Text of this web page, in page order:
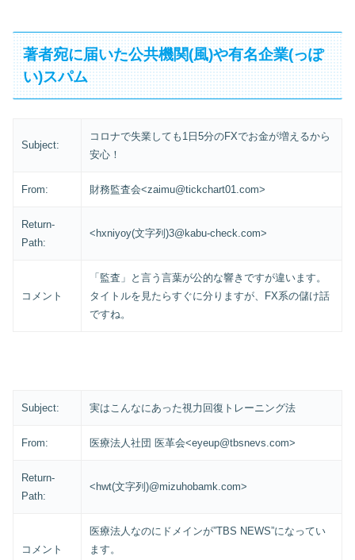
著者宛に届いた公共機関(風)や有名企業(っぽ
い)スパム
Subject:
コロナで失業しても1日5分のFXでお金が増えるから
安心！
From: 財務監査会<zaimu@tickchart01.com>
Return-
Path:
<hxniyoy(文字列)3@kabu-check.com>
コメント
「監査」と言う言葉が公的な響きですが違います。
タイトルを見たらすぐに分りますが、FX系の儲け話
ですね。
Subject: 実はこんなにあった視力回復トレーニング法
From: 医療法人社団 医革会<eyeup@tbsnevs.com>
Return-
Path:
<hwt(文字列)@mizuhobamk.com>
コメント
医療法人なのにドメインが”TBS NEWS”になってい
ます。